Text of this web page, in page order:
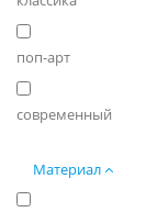
поп-арт
современный
Материал